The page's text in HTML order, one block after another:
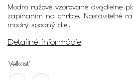
Modro ružové vzorované dvojdielne
zapínaním na chrbte. Nastaviteľné
modrý spodný diel.
Detailné informácie
Veľkosť